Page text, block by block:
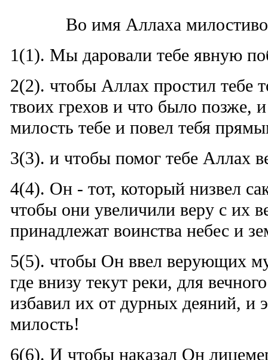
Во имя Аллаха
1(1). Мы даровали тебе явную
2(2). чтобы Аллах простил тебе
твоих грехов и что было позже,
милость тебе и повел тебя
3(3). и чтобы помог тебе Аллах
4(4). Он - тот, который низвел
чтобы они увеличили веру с их
принадлежат воинства небес и
5(5). чтобы Он ввел верующих
где внизу текут реки, для
избавил их от дурных деяний, и
милость!
6(6). И чтобы наказал Он